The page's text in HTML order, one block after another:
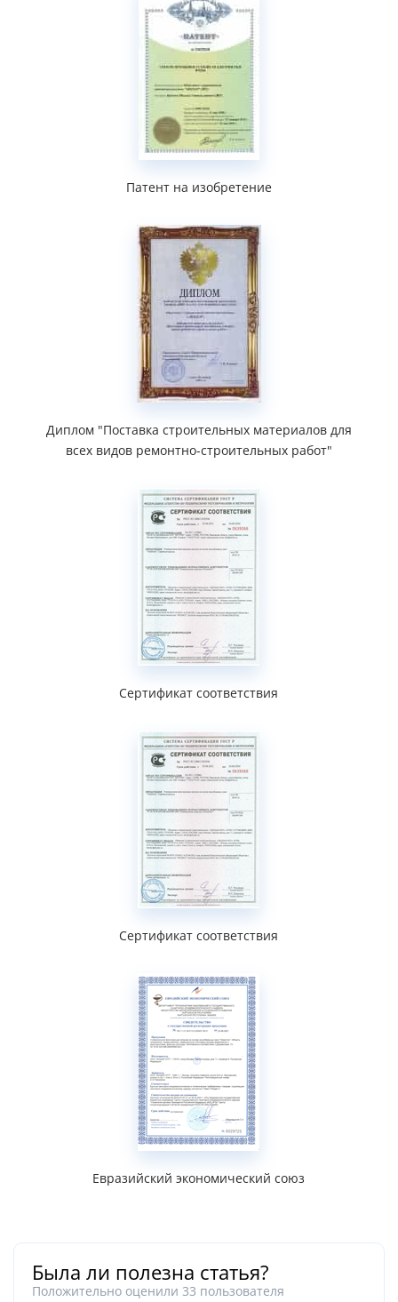
Патент на изобретение
Диплом "Поставка строительных материалов для
всех видов ремонтно-строительных работ"
Сертификат соответствия
Сертификат соответствия
Евразийский экономический союз
Была ли полезна статья?
Положительно оценили 33 пользователя